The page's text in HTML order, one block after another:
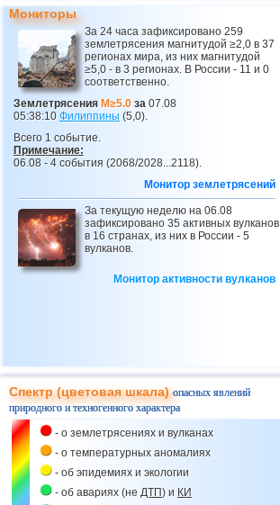
22 Никарагуа
23 Коста-Рика 3,1...4,0 10
24 Эквадор 3,0...3,9 3
25 Карибское море
27 Норвегия
3,5 1
29 Турция
30 Сент-Винсент и Гренадины 3,5
31 Венесуэла
36 о.Виргинии (США) 3,2...3,3
37
38 Бангладеш
39 Франция
Мониторы
За 24 часа зафиксировано 259
землетрясения магнитудой ≥2,0 в 37
регионах мира, из них магнитудой
≥5,0 - в 3 регионах. В России - 11 и 0
соответственно.
Землетрясения M≥5.0 за 07.08
05:38:10 Филиппины (5,0).
Всего 1 событие.
Примечание:
06.08 - 4 события (2068/2028...2118).
Монитор землетрясений
За текущую неделю на 06.08
зафиксировано 35 активных вулканов
в 16 странах, из них в России - 5
вулканов.
Монитор активности вулканов
Спектр (цветовая шкала)опасных явлений
природного и техногенного характера
- о землетрясениях и вулканах
- о температурных аномалиях
- об эпидемиях и экологии
- об авариях (не ДТП) и КИ